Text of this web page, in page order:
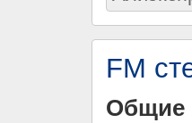
FM
Общие